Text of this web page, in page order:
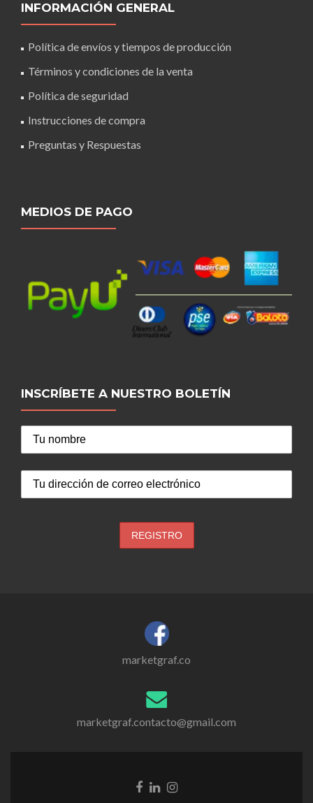
INFORMACIÓN GENERAL
Política de envíos y tiempos de producción
Términos y condiciones de la venta
Política de seguridad
Instrucciones de compra
Preguntas y Respuestas
MEDIOS DE PAGO
INSCRÍBETE A NUESTRO BOLETÍN
marketgraf.co
marketgraf.contacto@gmail.com
Go Go Go